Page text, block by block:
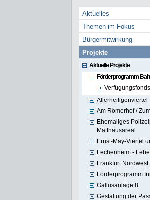
Aktuelles
Themen im Fokus
Bürgermitwirkung
Projekte
Aktuelle Projekte
Förderprogramm
Verfügungsfonds
Allerheiligenviertel
Am Römerhof /
Ehemaliges
Matthäusareal
Ernst-May-Viertel
Fechenheim -
Frankfurt Nordwest
Förderprogramm
Gallusanlage 8
Gestaltung der